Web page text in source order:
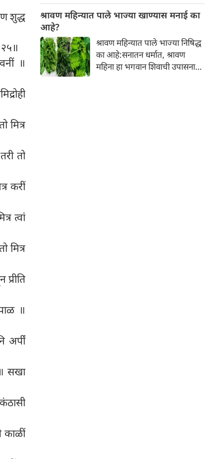
शुद्ध
॥
मित्र
तो
करीं
त्वां
मित्र
॥
अर्पीं
सखा
काळीं
नकारात्मक परिणाम होऊ शकतो.
होते, ज्यामुळे निस्तेजपणा, मुरुमे
आणि ब्लॅकहेड्स यांसारख्या समस्या
निर्माण होतात.
श्रावण महिन्यात पाले भाज्या खाण्यास मनाई का
आहे?
श्रावण महिन्यात पाले भाज्या निषिद्ध
का आहे:सनातन धर्मात, श्रावण
महिना हा भगवान शिवाची उपासना